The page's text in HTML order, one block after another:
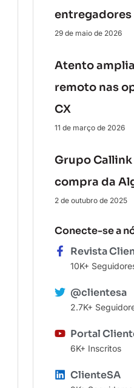
entregadores
29 de maio de 2026
Atento
remoto nas
CX
11 de março de 2026
Grupo
compra da
2 de outubro de 2025
Conecte-se a
Revista
10K+
@clientesa
2.7K+
Portal
6K+ Inscritos
ClienteSA